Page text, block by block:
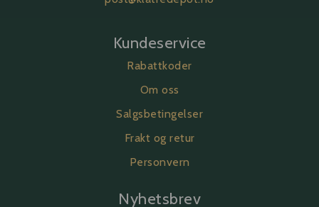
Kundeservice
Rabattkoder
Om oss
Salgsbetingelser
Frakt og retur
Personvern
Nyhetsbrev